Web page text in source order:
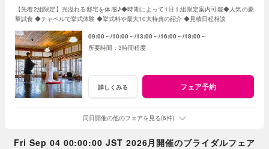
【先着2組限定】光溢れる邸宅を体感♪◆時期によって1日１組限定案内可能◆人気の豪
華試食 ◆チャペルで挙式体験 ◆挙式料や最大10大特典の紹介 ◆見積日程相談
09:00～ 10:00～ 13:00～ 16:00～ 18:00～
3時間程度
詳しくみる フェア予約
同日開催の他のフェアを見る(6件)
Fri Sep 04 00:00:00 JST 2026月開催のブライダルフェア